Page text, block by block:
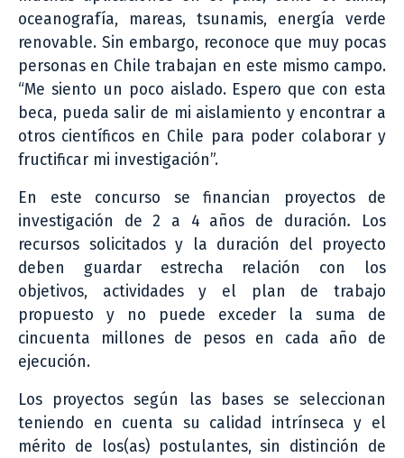
oceanografía, mareas, tsunamis, energía verde
renovable. Sin embargo, reconoce que muy pocas
personas en Chile trabajan en este mismo campo.
“Me siento un poco aislado. Espero que con esta
beca, pueda salir de mi aislamiento y encontrar a
otros científicos en Chile para poder colaborar y
fructificar mi investigación”.
En este concurso se financian proyectos de
investigación de
2 a 4 años de duración.
Los
recursos solicitados y la duración del proyecto
deben guardar estrecha relación con los
objetivos, actividades y el plan de trabajo
propuesto y no puede exceder la suma de
cincuenta millones de pesos en cada año de
ejecución.
Los proyectos según las bases se seleccionan
teniendo en cuenta su calidad intrínseca y el
mérito de los(as) postulantes, sin distinción de